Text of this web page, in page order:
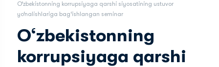
O‘zbekistonning korrupsiyaga qarshi siyosatining ustuvor
yo‘nalishlariga bag‘ishlangan seminar
O‘zbekistonning
korrupsiyaga qarshi